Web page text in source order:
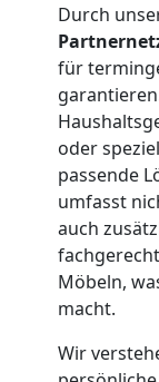
Durch
für
oder
passende
umfasst
auch
Möbeln,
macht.
Wir